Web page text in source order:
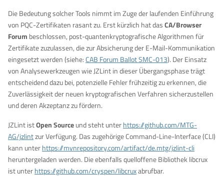
Die Bedeutung solcher Tools nimmt im Zuge der laufenden Einführung
von PQC-Zertifikaten rasant zu. Erst kürzlich hat dasCA/Browser
Forum beschlossen, post-quantenkryptografische Algorithmen für
Zertifikate zuzulassen, die zur Absicherung der E-Mail-Kommunikation
eingesetzt werden (siehe:CAB Forum Ballot SMC-013). Der Einsatz
von Analysewerkzeugen wie JZLint in dieser Übergangsphase trägt
entscheidend dazu bei, potenzielle Fehler frühzeitig zu erkennen, die
Zuverlässigkeit der neuen kryptografischen Verfahren sicherzustellen
und deren Akzeptanz zu fördern.
JZLint istOpen Sourceund steht unterhttps://github.com/MTG-
AG/jzlintzur Verfügung. Das zugehörige Command-Line-Interface (CLI)
kann unterhttps://mvnrepository.com/artifact/de.mtg/jzlint-cli
heruntergeladen werden. Die ebenfalls quelloffene Bibliothek libcrux
ist unterhttps://github.com/cryspen/libcruxabrufbar.